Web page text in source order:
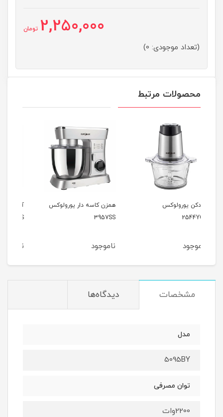
2,250,000 تومان
(تعداد موجودی: 0)
محصولات مرتبط
همزن کاسه دار یورولوکس
3957SS
ناموجود
آبمیوه گیری یورولوکس
2740CS
ناموجود
مشخصات دیدگاه‌ها
مدل
5095BY
توان مصرفی
2200وات